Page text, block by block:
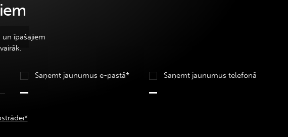
īpašajiem
Saņemt jaunumus e-pastā* Saņemt jaunumus telefonā